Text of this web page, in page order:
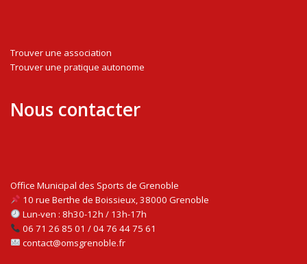
Trouver une association
Trouver une pratique autonome
Nous contacter
Office Municipal des Sports de Grenoble
10 rue Berthe de Boissieux, 38000 Grenoble
Lun-ven : 8h30-12h / 13h-17h
06 71 26 85 01 / 04 76 44 75 61
contact@omsgrenoble.fr